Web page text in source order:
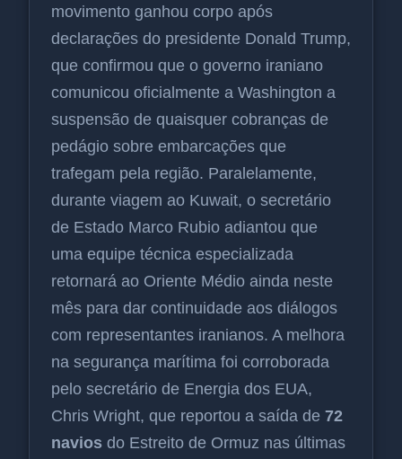
movimento ganhou corpo após
declarações do presidente Donald Trump,
que confirmou que o governo iraniano
comunicou oficialmente a Washington a
suspensão de quaisquer cobranças de
pedágio sobre embarcações que
trafegam pela região. Paralelamente,
durante viagem ao Kuwait, o secretário
de Estado Marco Rubio adiantou que
uma equipe técnica especializada
retornará ao Oriente Médio ainda neste
mês para dar continuidade aos diálogos
com representantes iranianos. A melhora
na segurança marítima foi corroborada
pelo secretário de Energia dos EUA,
Chris Wright, que reportou a saída de 72
navios do Estreito de Ormuz nas últimas